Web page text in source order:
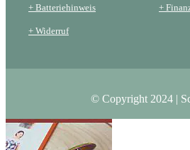
+ Batteriehinweis
+ Widerruf
+
© Copyright 2024 |